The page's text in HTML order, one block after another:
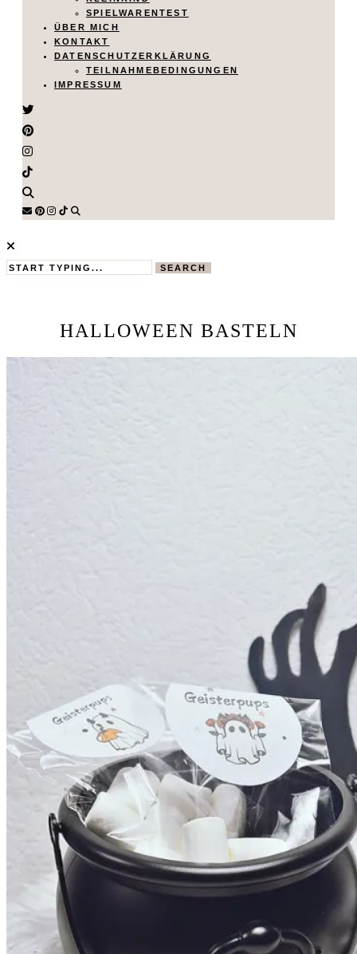
SPIELWARENTEST
ÜBER MICH
KONTAKT
DATENSCHUTZERKLÄRUNG
TEILNAHMEBEDINGUNGEN
IMPRESSUM
SEARCH
HALLOWEEN BASTELN